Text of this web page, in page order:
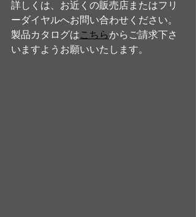
詳しくは、お近くの販売店またはフリ
ーダイヤルへお問い合わせください。
製品カタログはこちらからご請求下さ
いますようお願いいたします。